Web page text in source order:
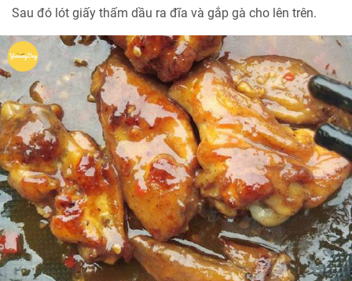
Sau đó lót giấy thấm dầu ra đĩa và gắp gà cho lên trên.